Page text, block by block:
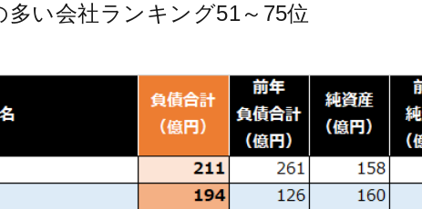
い会社ランキング51～75位